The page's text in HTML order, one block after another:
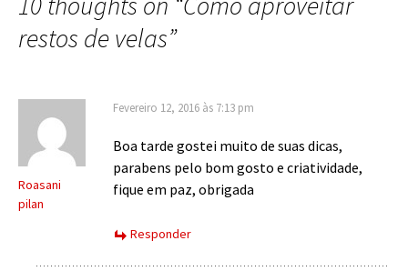
restos de velas”
Roasani
pilan
Fevereiro 12, 2016 às 7:13 pm
Boa tarde gostei muito de suas dicas,
parabens pelo bom gosto e criatividade,
fique em paz, obrigada
Responder